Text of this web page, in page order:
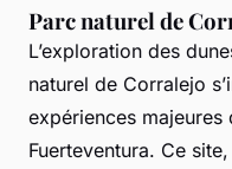
Parc naturel de
L’exploration des
naturel de Corralejo
expériences majeures
Fuerteventura. Ce